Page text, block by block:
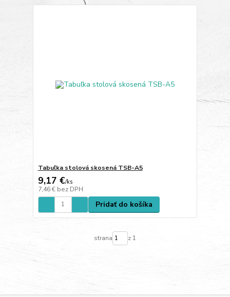
Tabuľka stolová skosená TSB-A5
9,17 €/ks
7,46 € bez DPH
Pridať do košíka
strana z 1